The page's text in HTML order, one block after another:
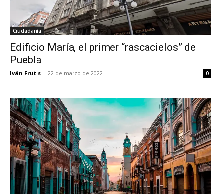
Ciudadanía
Edificio María, el primer “rascacielos” de
Puebla
Iván Frutis - 22 de marzo de 2022 0